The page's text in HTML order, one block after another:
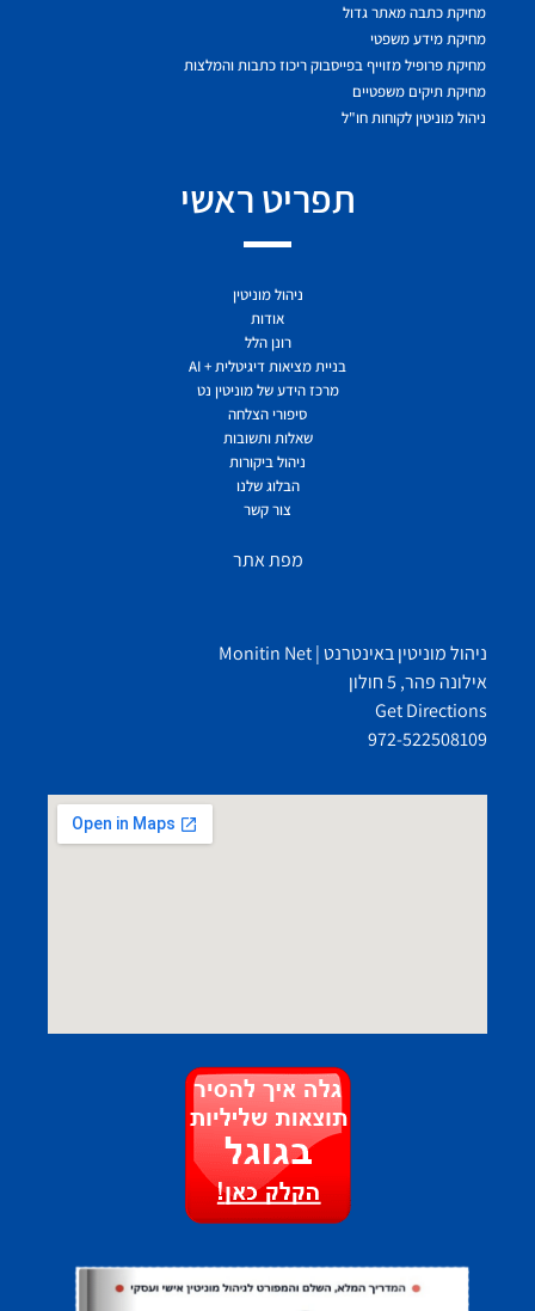
מחיקת כתבה מאתר גדול
מחיקת מידע משפטי
מחיקת פרופיל מזוייף בפייסבוק ריכוז כתבות והמלצות
מחיקת תיקים משפטיים
ניהול מוניטין לקוחות חו"ל
תפריט ראשי
ניהול מוניטין
אודות
רונן הלל
בניית מציאות דיגיטלית + AI
מרכז הידע של מוניטין נט
סיפורי הצלחה
שאלות ותשובות
ניהול ביקורות
הבלוג שלנו
צור קשר
מפת אתר
ניהול מוניטין באינטרנט | Monitin Net
אילונה פהר, 5 חולון
Get Directions
972-522508109